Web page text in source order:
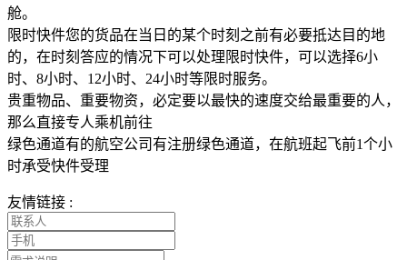
舱。
限时快件您的货品在当日的某个时刻之前有必要抵达目的地
的，在时刻答应的情况下可以处理限时快件，可以选择6小
时、8小时、12小时、24小时等限时服务。
贵重物品、重要物资，必定要以最快的速度交给最重要的人，
那么直接专人乘机前往
绿色通道有的航空公司有注册绿色通道，在航班起飞前1个小
时承受快件受理
友情链接 :